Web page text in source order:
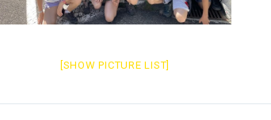
[SHOW PICTURE LIST]